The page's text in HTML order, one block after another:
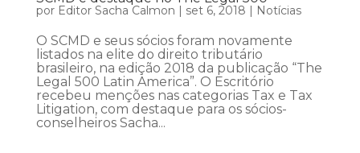
por Editor Sacha Calmon | set 6, 2018 | Notícias
O SCMD e seus sócios foram novamente
listados na elite do direito tributário
brasileiro, na edição 2018 da publicação “The
Legal 500 Latin America”. O Escritório
recebeu menções nas categorias Tax e Tax
Litigation, com destaque para os sócios-
conselheiros Sacha...